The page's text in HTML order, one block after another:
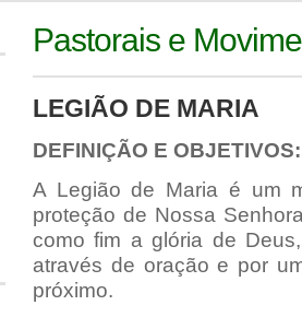
Pastorais e
LEGIÃO DE MARIA
DEFINIÇÃO E OBJETIVOS:
A Legião de Maria é um
proteção de Nossa
como fim a glória de
através de oração e por
próximo.